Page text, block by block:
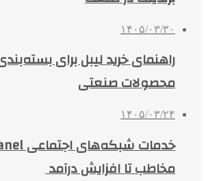
۱۴۰۵/۰۳/۳۰
راهنمای خرید لیبل برای
محصولات صنعتی
۱۴۰۵/۰۳/۲۴
مخاطب تا افزایش درآمد